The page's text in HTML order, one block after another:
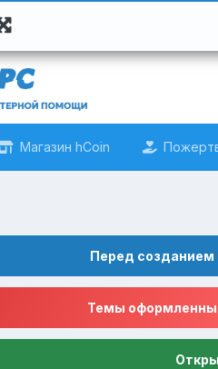
Магазин hCoin
Перед созданием
Темы